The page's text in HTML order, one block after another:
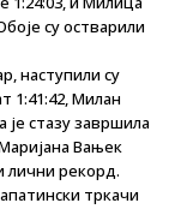
су остварили
наступили су
1:41:42, Милан
је стазу завршила
Вањек
лични рекорд.
тркачи